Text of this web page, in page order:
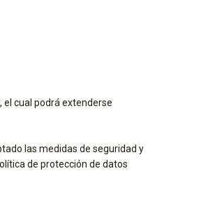
el cual podrá extenderse
las medidas de seguridad y
de protección de datos